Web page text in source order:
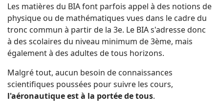
Les matières du BIA font parfois appel à des notions de
physique ou de mathématiques vues dans le cadre du
tronc commun à partir de la 3e. Le BIA s'adresse donc
à des scolaires du niveau minimum de 3ème, mais
également à des adultes de tous horizons.
Malgré tout, aucun besoin de connaissances
scientifiques poussées pour suivre les cours,
l'aéronautique est à la portée de tous.